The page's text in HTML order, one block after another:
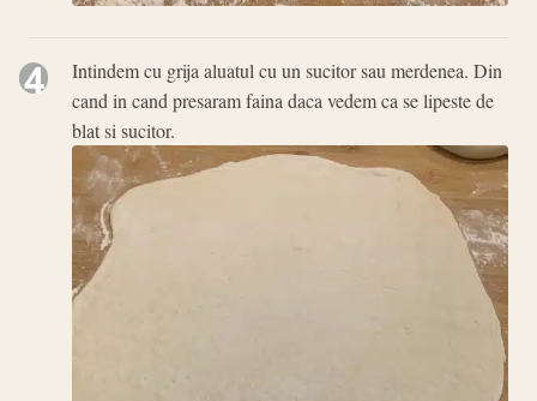
4
Intindem cu grija aluatul cu un sucitor sau merdenea. Din
cand in cand presaram faina daca vedem ca se lipeste de
blat si sucitor.